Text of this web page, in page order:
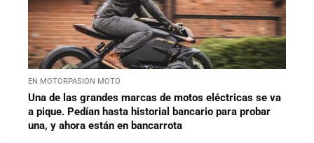
EN MOTORPASION MOTO
Una de las grandes marcas de motos eléctricas se va
a pique. Pedían hasta historial bancario para probar
una, y ahora están en bancarrota